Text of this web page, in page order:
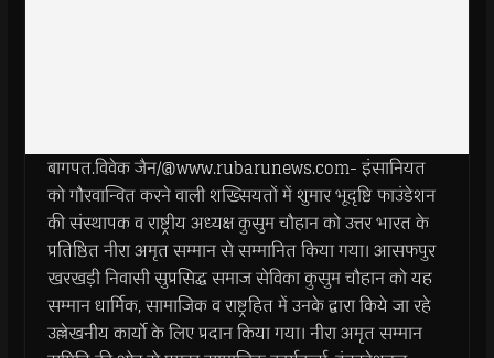
बागपत.विवेक जैन/@www.rubarunews.com- इंसानियत
को गौरवान्वित करने वाली शख्सियतों में शुमार भूदृष्टि फाउंडेशन
की संस्थापक व राष्ट्रीय अध्यक्ष कुसुम चौहान को उत्तर भारत के
प्रतिष्ठित नीरा अमृत सम्मान से सम्मानित किया गया। आसफपुर
खरखड़ी निवासी सुप्रसिद्ध समाज सेविका कुसुम चौहान को यह
सम्मान धार्मिक, सामाजिक व राष्ट्रहित में उनके द्वारा किये जा रहे
उल्लेखनीय कार्यो के लिए प्रदान किया गया। नीरा अमृत सम्मान